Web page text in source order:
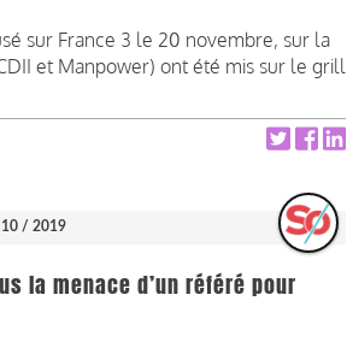
sur France 3 le 20 novembre, sur la
et Manpower) ont été mis sur le grill
/ 2019
la menace d’un référé pour